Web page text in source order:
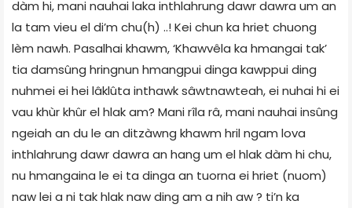
dàm hi, mani nauhai laka inthlahrung dawr dawra um an
la tam vieu el di’m chu(h) ..! Kei chun ka hriet chuong
lèm nawh. Pasalhai khawm, ‘Khawvêla ka hmangai tak’
tia damsûng hringnun hmangpui dinga kawppui ding
nuhmei ei hei lâklûta inthawk sâwtnawteah, ei nuhai hi ei
vau khùr khûr el hlak am? Mani rîla râ, mani nauhai insûng
ngeiah an du le an ditzàwng khawm hril ngam lova
inthlahrung dawr dawra an hang um el hlak dàm hi chu,
nu hmangaina le ei ta dinga an tuorna ei hriet (nuom)
naw lei a ni tak hlak naw ding am a nih aw ? ti’n ka